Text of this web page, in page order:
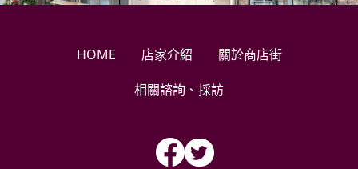
HOME 店家介紹
關於商店街
相關諮詢、採訪